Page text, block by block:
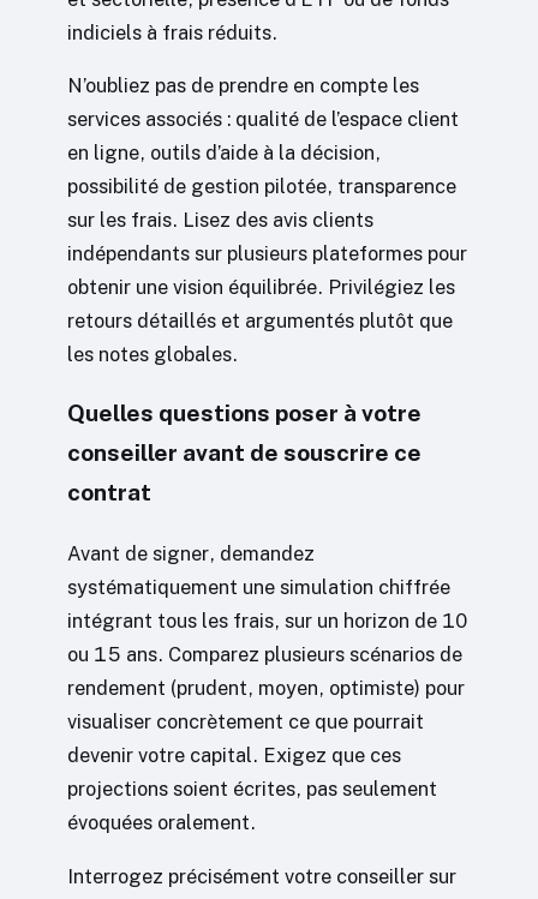
indiciels à frais réduits.
N’oubliez pas de prendre en compte les
services associés : qualité de l’espace client
en ligne, outils d’aide à la décision,
possibilité de gestion pilotée, transparence
sur les frais. Lisez des avis clients
indépendants sur plusieurs plateformes pour
obtenir une vision équilibrée. Privilégiez les
retours détaillés et argumentés plutôt que
les notes globales.
Quelles questions poser à votre
conseiller avant de souscrire ce
contrat
Avant de signer, demandez
systématiquement une simulation chiffrée
intégrant tous les frais, sur un horizon de 10
ou 15 ans. Comparez plusieurs scénarios de
rendement (prudent, moyen, optimiste) pour
visualiser concrètement ce que pourrait
devenir votre capital. Exigez que ces
projections soient écrites, pas seulement
évoquées oralement.
Interrogez précisément votre conseiller sur